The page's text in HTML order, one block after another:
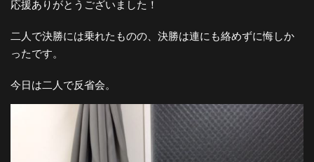
応援ありがとうございました！
二人で決勝には乗れたものの、決勝は連にも絡めずに悔しか
ったです。
今日は二人で反省会。